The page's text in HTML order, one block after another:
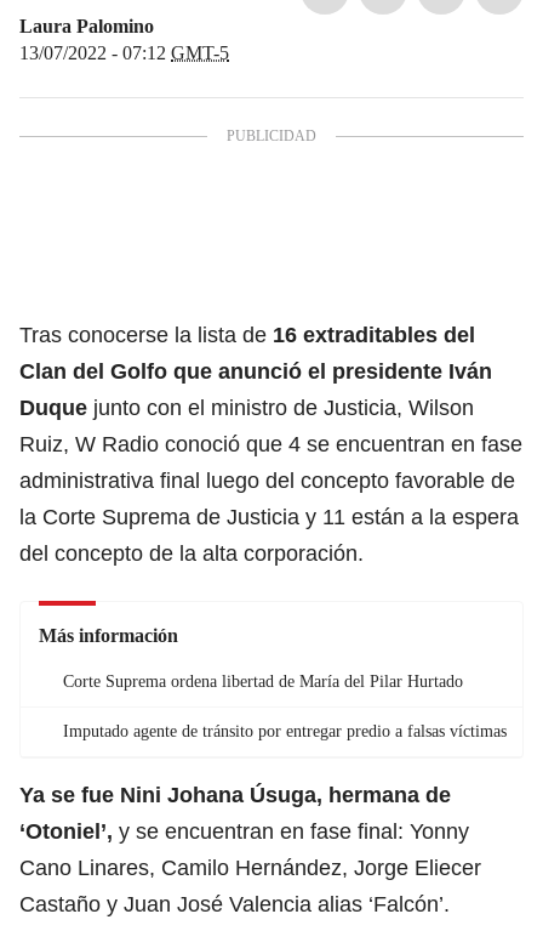
Laura Palomino
13/07/2022 - 07:12 GMT-5
Tras conocerse la lista de 16 extraditables del
Clan del Golfo que anunció el presidente Iván
Duque junto con el ministro de Justicia, Wilson
Ruiz, W Radio conoció que 4 se encuentran en fase
administrativa final luego del concepto favorable de
la Corte Suprema de Justicia y 11 están a la espera
del concepto de la alta corporación.
Más información
Corte Suprema ordena libertad de María del Pilar Hurtado
Imputado agente de tránsito por entregar predio a falsas víctimas
Ya se fue Nini Johana Úsuga, hermana de
‘Otoniel’, y se encuentran en fase final: Yonny
Cano Linares, Camilo Hernández, Jorge Eliecer
Castaño y Juan José Valencia alias ‘Falcón’.